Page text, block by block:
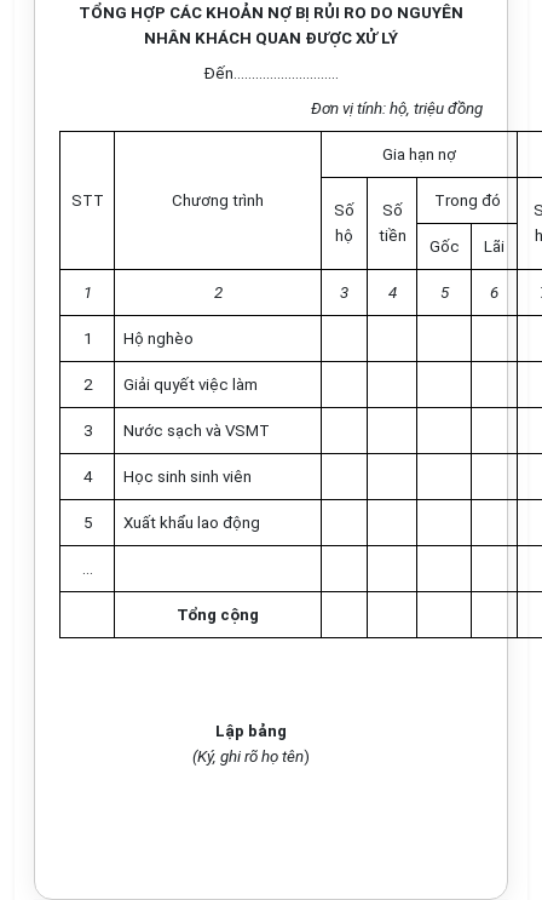
TỔNG HỢP CÁC KHOẢN NỢ BỊ RỦI RO DO NGUYÊN
NHÂN KHÁCH QUAN ĐƯỢC XỬ LÝ
Đến………………………..
Đơn vị tính: hộ, triệu đồng
STT Chương trình
Gia hạn nợ
Số
hộ
Số
tiền
Trong đó
Gốc Lãi
1 2 3 4 5 6
1 Hộ nghèo
2 Giải quyết việc làm
3 Nước sạch và VSMT
4 Học sinh sinh viên
5 Xuất khẩu lao động
…
Tổng cộng
Lập bảng
(Ký, ghi rõ họ tên)